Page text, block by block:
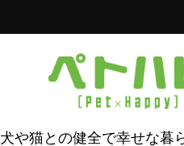
犬や猫との健全で幸せな暮